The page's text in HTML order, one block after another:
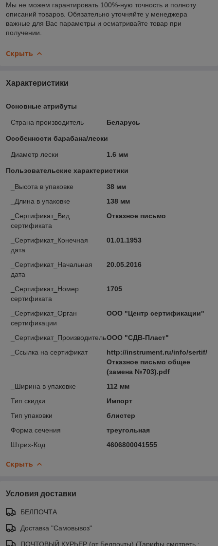
Мы не можем гарантировать 100%-ную точность и полноту
описаний товаров. Обязательно уточняйте у менеджера
важные для Вас параметры и осматривайте товар при
получении.
Скрыть
Характеристики
Основные атрибуты
Страна производитель Беларусь
Особенности барабана/лески
Диаметр лески 1.6 мм
Пользовательские характеристики
_Высота в упаковке
38 мм
_Длина в упаковке
138 мм
_Сертификат_Вид
сертификата
Отказное письмо
_Сертификат_Конечная
дата
01.01.1953
_Сертификат_Начальная
дата
20.05.2016
_Сертификат_Номер
сертификата
1705
_Сертификат_Орган
сертификации
ООО "Центр сертификации"
_Сертификат_ПроизводительООО "СДВ-Пласт"
_Ссылка на сертификат
http://instrument.ru/info/sertif/
Отказное письмо общее
(замена №703).pdf
_Ширина в упаковке
112 мм
Тип скидки
Импорт
Тип упаковки
блистер
Форма сечения
треугольная
Штрих-Код
4606800041555
Скрыть
Условия доставки
БЕЛПОЧТА
Доставка "Самовывоз"
ПОЧТОВЫЙ КУРЬЕР (от Белпочты) (Тарифы смотреть :